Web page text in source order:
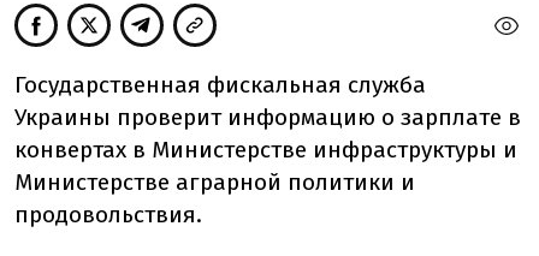
Государственная фискальная служба
Украины проверит информацию о зарплате в
конвертах в Министерстве инфраструктуры и
Министерстве аграрной политики и
продовольствия.